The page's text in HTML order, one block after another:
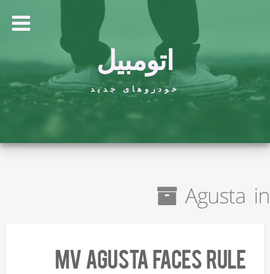
اتومبیل
خودروهای جدید
Agusta in
MV Agusta Faces Rule